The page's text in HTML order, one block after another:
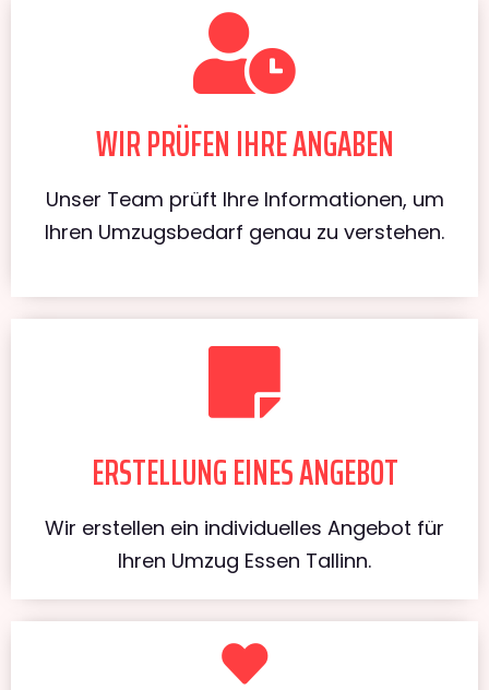
WIR PRÜFEN IHRE ANGABEN
Unser Team prüft Ihre Informationen, um
Ihren Umzugsbedarf genau zu verstehen.
ERSTELLUNG EINES ANGEBOT
Wir erstellen ein individuelles Angebot für
Ihren Umzug Essen Tallinn.